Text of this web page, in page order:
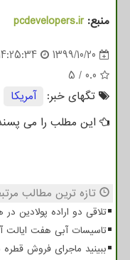
منبع:pcdevelopers.ir
1399/10/20
0.0
/
5
تگهای خبر:
آمریكا
این مطلب را می
تازه ترین مطالب
تلاقی دو اراده پولادین
تاسیسات آبی هفت
ببینید ماجرای فروش قطره